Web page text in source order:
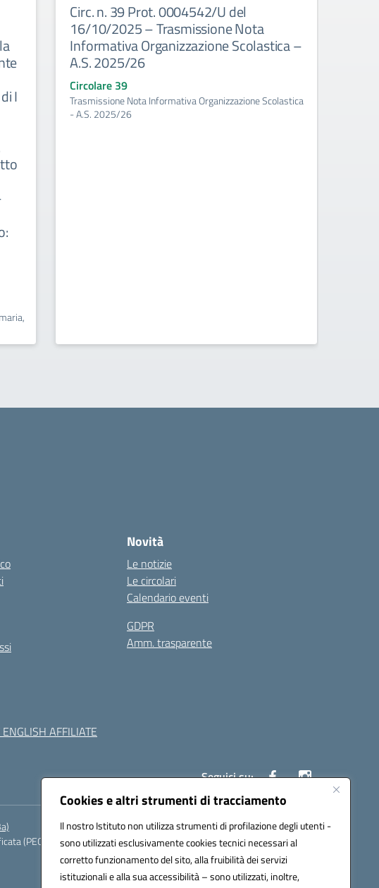
Cookies e altri strumenti di tracciamento
Il nostro Istituto non utilizza strumenti di profilazione degli utenti -
sono utilizzati esclusivamente cookies tecnici necessari al
corretto funzionamento del sito, alla fruibilità dei servizi
istituzionali e alla sua accessibilità – sono utilizzati, inoltre,
I
Circ. n. 39 Prot. 0004542/U del
16/10/2025 – Trasmissione Nota
Informativa Organizzazione Scolastica –
A.S. 2025/26
Circolare 39
Trasmissione Nota Informativa Organizzazione Scolastica
- A.S. 2025/26
AFFILIATE
Novità
Le notizie
Le circolari
Calendario eventi
GDPR
Amm. trasparente
Seguici su:
(PEC):
baic882008@pec.istruzione.it